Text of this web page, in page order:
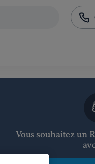
Vous souhaitez un